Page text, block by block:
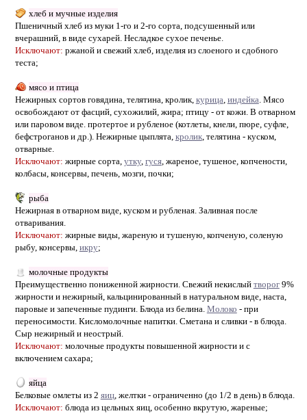
хлеб и мучные изделия
Пшеничный хлеб из муки 1-го и 2-го сорта, подсушенный или
вчерашний, в виде сухарей. Несладкое сухое печенье.
Исключают: ржаной и свежий хлеб, изделия из слоеного и сдобного
теста;
мясо и птица
Нежирных сортов говядина, телятина, кролик, курица индейка . Мясо
освобождают от фасций, сухожилий, жира; птицу - от кожи. В отварном
или паровом виде. протертое и рубленое (котлеты, кнели, пюре, суфле,
бефстроганов и др.). Нежирные цыплята, кролик, телятина - куском,
отварные.
Исключают: жирные сорта, утку, гуся, жареное, тушеное, копчености,
колбасы, консервы, печень, мозги, почки;
рыба
Нежирная в отварном виде, куском и рубленая. Заливная после
отваривания.
Исключают: жирные виды, жареную и тушеную, копченую, соленую
рыбу, консервы, икру;
молочные продукты
Преимущественно пониженной жирности. Свежий некислый творог9%
жирности и нежирный, кальцинированный в натуральном виде, наста,
паровые и запеченные пудинги. Блюда из белина. Молоко - при
переносимости. Кисломолочные напитки. Сметана и сливки - в блюда.
Сыр нежирный и неострый.
Исключают: молочные продукты повышенной жирности и с
включением сахара;
яйца
Белковые омлеты из 2 яиц, желтки - ограниченно (до 1/2 в день) в блюда.
Исключают: блюда из цельных яиц, особенно вкрутую, жареные;